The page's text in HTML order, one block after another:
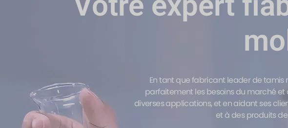
En tant que fabricant leader de tamis
parfaitement les besoins du marché et
diverses applications, et en aidant ses
et à des produits